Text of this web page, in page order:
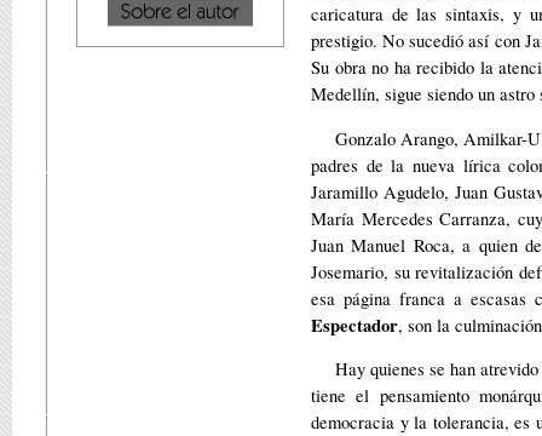
caricatura de las sintaxis, y
prestigio. No sucedió así con
Su obra no ha recibido la
Medellín, sigue siendo un
Gonzalo Arango, Amilkar-
padres de la nueva lírica
Jaramillo Agudelo, Juan
María Mercedes Carranza,
Juan Manuel Roca, a quien
Josemario, su revitalización
esa página franca a
Espectador, son la
Hay quienes se han
tiene el pensamiento
democracia y la tolerancia, es